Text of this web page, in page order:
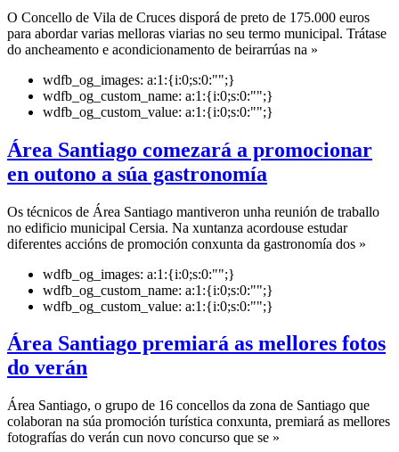
O Concello de Vila de Cruces disporá de preto de 175.000 euros
para abordar varias melloras viarias no seu termo municipal. Trátase
do ancheamento e acondicionamento de beirarrúas na »
wdfb_og_images: a:1:{i:0;s:0:"";}
wdfb_og_custom_name: a:1:{i:0;s:0:"";}
wdfb_og_custom_value: a:1:{i:0;s:0:"";}
Área Santiago comezará a promocionar
en outono a súa gastronomía
Os técnicos de Área Santiago mantiveron unha reunión de traballo
no edificio municipal Cersia. Na xuntanza acordouse estudar
diferentes accións de promoción conxunta da gastronomía dos »
wdfb_og_images: a:1:{i:0;s:0:"";}
wdfb_og_custom_name: a:1:{i:0;s:0:"";}
wdfb_og_custom_value: a:1:{i:0;s:0:"";}
Área Santiago premiará as mellores fotos
do verán
Área Santiago, o grupo de 16 concellos da zona de Santiago que
colaboran na súa promoción turística conxunta, premiará as mellores
fotografías do verán cun novo concurso que se »